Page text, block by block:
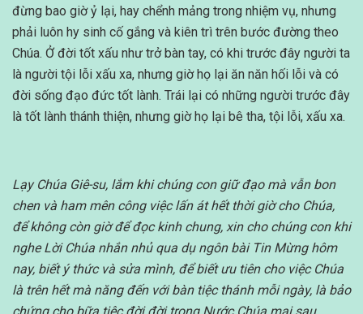
đừng bao giờ ỷ lại, hay chểnh mảng trong nhiệm vụ, nhưng
phải luôn hy sinh cố gắng và kiên trì trên bước đường theo
Chúa. Ở đời tốt xấu như trở bàn tay, có khi trước đây người ta
là người tội lỗi xấu xa, nhưng giờ họ lại ăn năn hối lỗi và có
đời sống đạo đức tốt lành. Trái lại có những người trước đây
là tốt lành thánh thiện, nhưng giờ họ lại bê tha, tội lỗi, xấu xa.
Lạy Chúa Giê-su, lắm khi chúng con giữ đạo mà vẫn bon
chen và ham mên công việc lấn át hết thời giờ cho Chúa,
để không còn giờ để đọc kinh chung, xin cho chúng con khi
nghe Lời Chúa nhắn nhủ qua dụ ngôn bài Tin Mừng hôm
nay, biết ý thức và sửa mình, để biết ưu tiên cho việc Chúa
là trên hết mà năng đến với bàn tiệc thánh mỗi ngày, là bảo